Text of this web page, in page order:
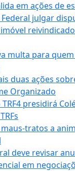
em ações de
Federal julgar
multa para
duas ações
Organizado
presidirá
tratos a
deve revisar
em